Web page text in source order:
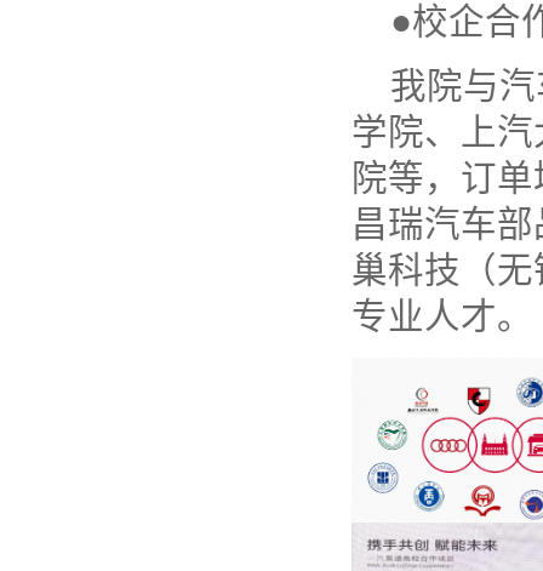
●校企合
我院与
学院、上
院等，订
昌瑞汽车
巢科技（
专业人才。